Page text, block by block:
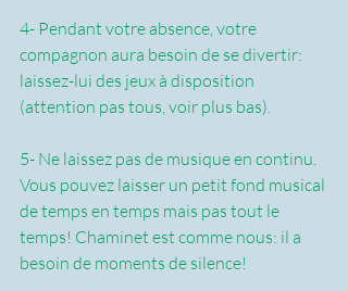
4- Pendant votre absence, votre
compagnon aura besoin de se divertir:
laissez-lui des jeux à disposition
(attention pas tous, voir plus bas).
5- Ne laissez pas de musique en continu.
Vous pouvez laisser un petit fond musical
de temps en temps mais pas tout le
temps! Chaminet est comme nous: il a
besoin de moments de silence!